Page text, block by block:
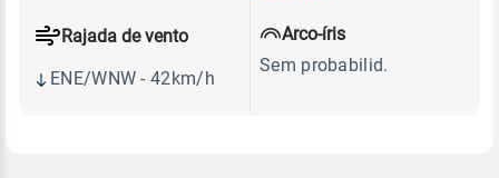
Rajada de vento
ENE/WNW - 42km/h
Arco-íris
Sem probabilid.